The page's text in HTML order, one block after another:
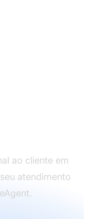
ao cliente em
atendimento